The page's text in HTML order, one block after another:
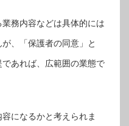
務内容などは具体的には
、「保護者の同意」と
であれば、広範囲の業態で
になるかと考えられま